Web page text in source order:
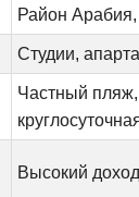
Район Арабия,
Студии,
Частный пляж,
Высокий